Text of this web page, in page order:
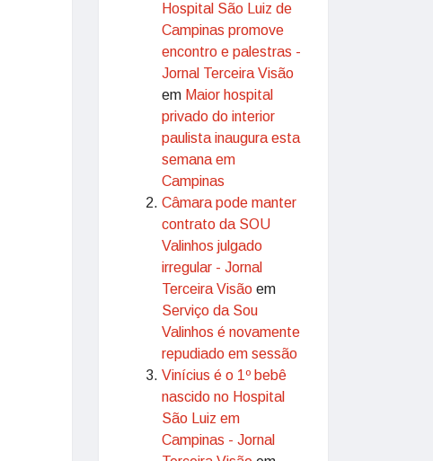
Hospital São Luiz de
Campinas promove
encontro e palestras -
Jornal Terceira Visão
em Maior hospital
privado do interior
paulista inaugura esta
semana em
Campinas
Câmara pode manter
contrato da SOU
Valinhos julgado
irregular - Jornal
Terceira Visão em
Serviço da Sou
Valinhos é novamente
repudiado em sessão
Vinícius é o 1º bebê
nascido no Hospital
São Luiz em
Campinas - Jornal